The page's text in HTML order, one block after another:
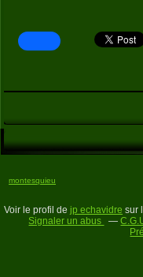
montesquieu
Voir le profil de jp echavidre sur
Signaler un abus